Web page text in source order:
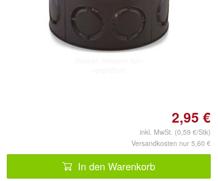
2,95 €
inkl. MwSt. (0,59 €/Stk)
Versandkosten nur 5,60 €
In den Warenkorb